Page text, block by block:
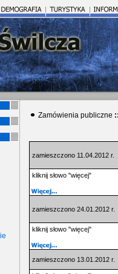
Zamówienia publiczne
zamieszczono 11.04.2012 r.
kliknij słowo "więcej"
zamieszczono 24.01.2012 r.
kliknij słowo "więcej"
zamieszczono 13.01.2012 r.